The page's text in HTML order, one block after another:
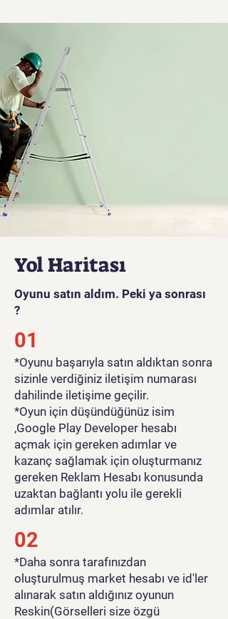
Yol Haritası
Oyunu satın aldım. Peki ya sonrası
?
01
*Oyunu başarıyla satın aldıktan sonra
sizinle verdiğiniz iletişim numarası
dahilinde iletişime geçilir.
*Oyun için düşündüğünüz isim
,Google Play Developer hesabı
açmak için gereken adımlar ve
kazanç sağlamak için oluşturmanız
gereken Reklam Hesabı konusunda
uzaktan bağlantı yolu ile gerekli
adımlar atılır.
02
*Daha sonra tarafınızdan
oluşturulmuş market hesabı ve id'ler
alınarak satın aldığınız oyunun
Reskin(Görselleri size özgü